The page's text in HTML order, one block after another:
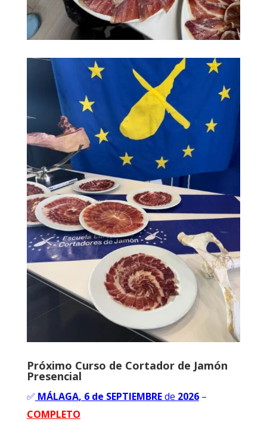
Próximo Curso de Cortador de Jamón
Presencial
✅ MÁLAGA, 6 de SEPTIEMBREde 2026–
COMPLETO